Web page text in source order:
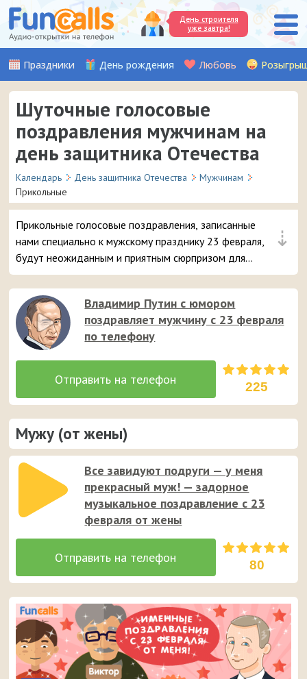
День строителя
уже завтра!
Праздники День рождения Любовь
Шуточные голосовые
поздравления мужчинам на
день защитника Отечества
Календарь День защитника Отечества
Мужчинам
Прикольные
⇣
Прикольные голосовые поздравления, записанные
нами специально к мужскому празднику 23 февраля,
будут неожиданным и приятным сюрпризом для
вашего дорогого мужчины. Особенно, если он дружен с
юмором. Слушайте, выбирайте и отправляйте самую
смешную аудио-открытку на смартфон.
Владимир Путин с юмором
поздравляет мужчину с 23 февраля
по телефону
225
Мужу (от жены)
Все завидуют подруги — у меня
прекрасный муж! — задорное
музыкальное поздравление с 23
февраля от жены
80